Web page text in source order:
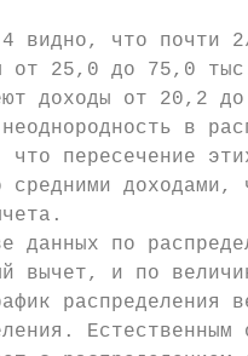
видно, что почти
от 25,0 до 75,0
доходы от 20,2
в
пересечение
средними доходами,
данных по
вычет, и по
распределения